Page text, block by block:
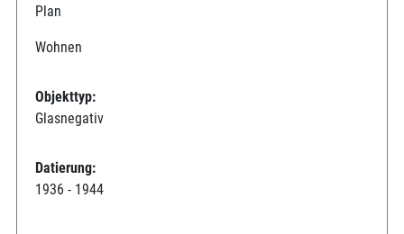
Plan
Wohnen
Objekttyp:
Glasnegativ
Datierung:
1936 - 1944